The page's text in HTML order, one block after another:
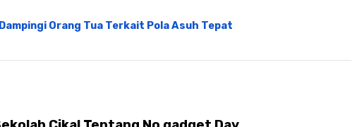
Orang Tua Terkait Pola Asuh Tepat